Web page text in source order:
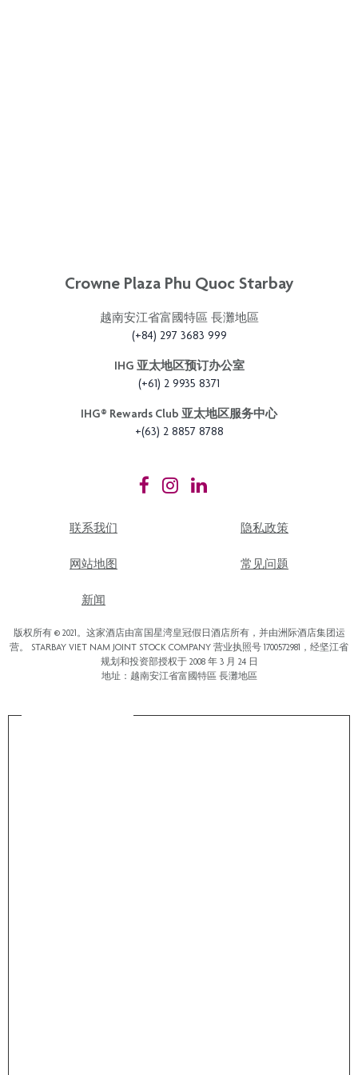
Crowne Plaza Phu Quoc Starbay
越南安江省富國特區 長灘地區
(+84) 297 3683 999
IHG 亚太地区预订办公室
(+61) 2 9935 8371
IHG®️ Rewards Club 亚太地区服务中心
+(63) 2 8857 8788
联系我们 隐私政策
网站地图 常见问题
新闻
版权所有 © 2021。这家酒店由富国星湾皇冠假日酒店所有，并由洲际酒店集团运
营。 STARBAY VIET NAM JOINT STOCK COMPANY 营业执照号 1700572981，经坚江省
规划和投资部授权于 2008 年 3 月 24 日
地址：越南安江省富國特區 長灘地區